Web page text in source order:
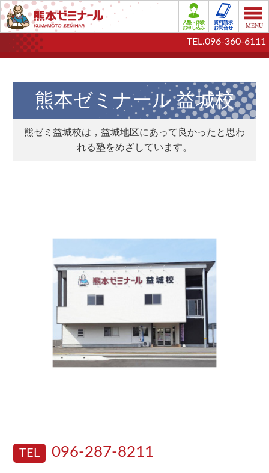
TEL.096-360-6111
熊本ゼミナール 益城校
熊ゼミ益城校は，益城地区にあって良かったと思わ
れる塾をめざしています。
TEL 096-287-8211